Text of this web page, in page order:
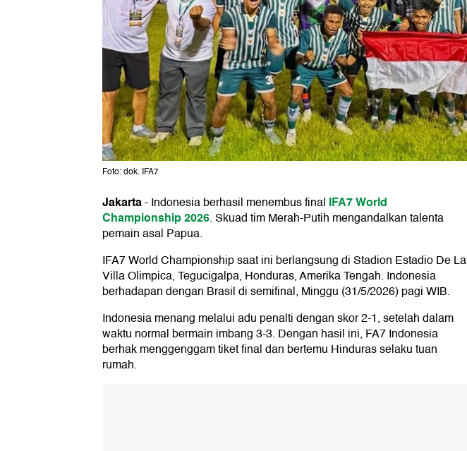
Foto: dok. IFA7
Jakarta-Indonesia berhasil menembus final IFA7 World
Championship 2026. Skuad tim Merah-Putih mengandalkan talenta
pemain asal Papua.
IFA7 World Championship saat ini berlangsung di Stadion Estadio De La
Villa Olimpica, Tegucigalpa, Honduras, Amerika Tengah. Indonesia
berhadapan dengan Brasil di semifinal, Minggu (31/5/2026) pagi WIB.
Indonesia menang melalui adu penalti dengan skor 2-1, setelah dalam
waktu normal bermain imbang 3-3. Dengan hasil ini, FA7 Indonesia
berhak menggenggam tiket final dan bertemu Hinduras selaku tuan
rumah.